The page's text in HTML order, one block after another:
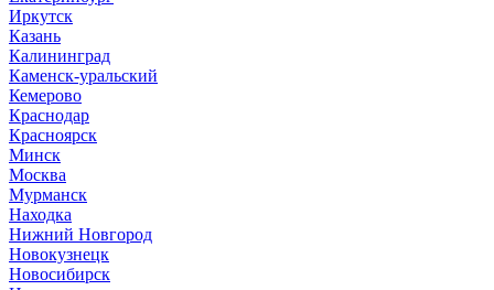
Иркутск
Казань
Калининград
Каменск-уральский
Кемерово
Краснодар
Красноярск
Минск
Москва
Мурманск
Находка
Нижний Новгород
Новокузнецк
Новосибирск